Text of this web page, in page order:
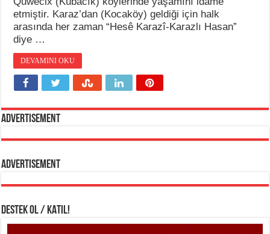
etmiştir. Karaz’dan (Kocaköy) geldiği için halk
arasında her zaman “Hesê Karazî-Karazlı Hasan”
diye …
DEVAMINI OKU
Advertisement
Advertisement
DESTEK OL / KATIL!